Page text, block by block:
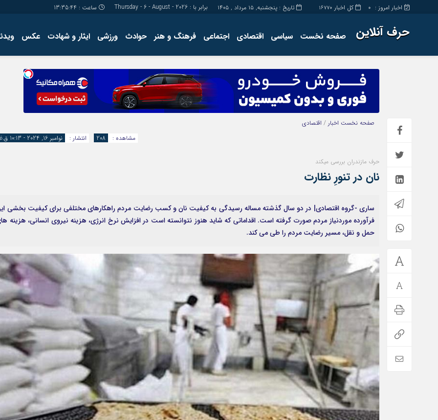
کل اخبار 16770 اخبار امروز : 0 تاریخ : پنجشنبه, ۱۵ مرداد , ۱۴۰۵ برابر با : Thursday - 6 - August - 2026 ساعت : 13:35:45
حرف آنلاین صفحه نخست سیاسی اقتصادی اجتماعی فرهنگ و هنر حوادث ورزشی ایثار و شهادت عکس
کارگاه
تولید
مجله ای
صفحه نخست اخبار / اقتصادی
انتشار :
نوامبر 16, 2024 - 10:13 ق.ظ مشاهده : 208
حرف مازندران بررسی می‎کند
نان در تنورِ نظارت
ساری -گروه اقتصادی| در دو سال گذشته مساله رسیدگی به کیفیت نان و کسب رضایت مردم راهکارهای مختلفی برای کیفیت بخشی
فرآورده موردنیاز مردم صورت گرفته است. اقداماتی که شاید هنوز نتوانسته است در افزایش نرخ انرژی، هزینه نیروی انسانی، هزینه
حمل و نقل، مسیر رضایت مردم را طی می کند.